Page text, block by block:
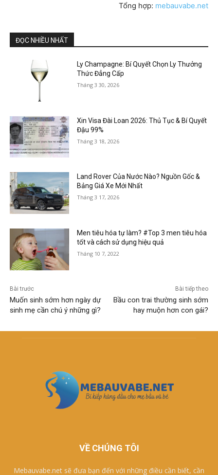
Tổng hợp: mebauvabe.net
ĐỌC NHIỀU NHẤT
Ly Champagne: Bí Quyết Chọn Ly Thưởng
Thức Đẳng Cấp
Tháng 3 30, 2026
Xin Visa Đài Loan 2026: Thủ Tục & Bí Quyết
Đậu 99%
Tháng 3 18, 2026
Land Rover Của Nước Nào? Nguồn Gốc &
Bảng Giá Xe Mới Nhất
Tháng 3 17, 2026
Men tiêu hóa tự làm? #Top 3 men tiêu hóa
tốt và cách sử dụng hiệu quả
Tháng 10 7, 2022
Bài trước
Muốn sinh sớm hơn ngày dự
sinh mẹ cần chú ý những gì?
Bài tiếp theo
Bầu con trai thường sinh sớm
hay muộn hơn con gái?
VỀ CHÚNG TÔI
Mebauvabe.net sẽ đưa bạn đến với những điều cần biết, cần